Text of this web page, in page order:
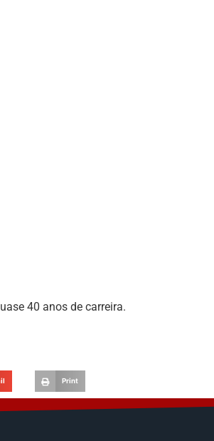
40 anos de carreira.
Print